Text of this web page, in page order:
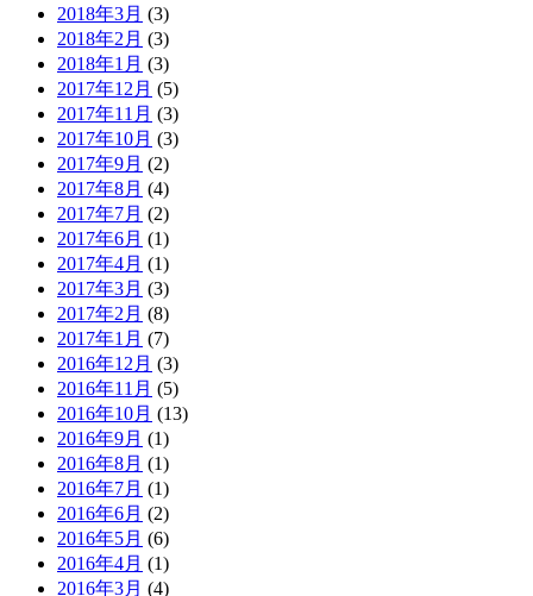
2018年3月 (3)
2018年2月 (3)
2018年1月 (3)
2017年12月 (5)
2017年11月 (3)
2017年10月 (3)
2017年9月 (2)
2017年8月 (4)
2017年7月 (2)
2017年6月 (1)
2017年4月 (1)
2017年3月 (3)
2017年2月 (8)
2017年1月 (7)
2016年12月 (3)
2016年11月 (5)
2016年10月 (13)
2016年9月 (1)
2016年8月 (1)
2016年7月 (1)
2016年6月 (2)
2016年5月 (6)
2016年4月 (1)
2016年3月 (4)